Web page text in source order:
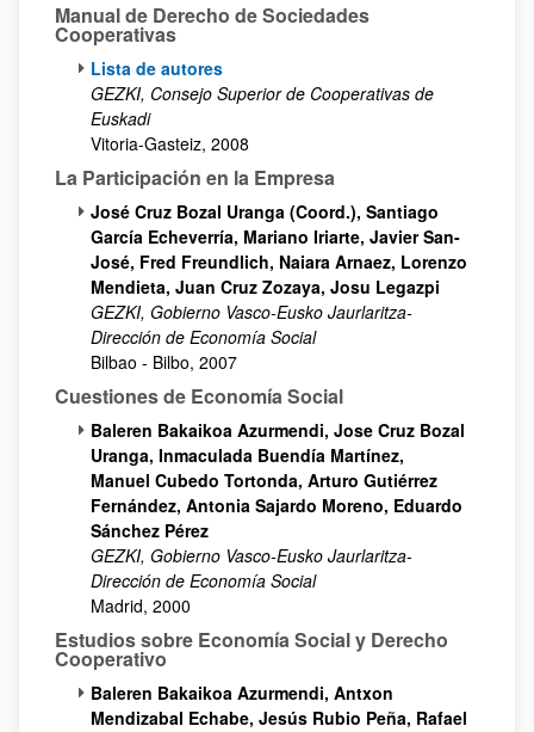
Manual de Derecho de Sociedades
Cooperativas
Lista de autores
GEZKI, Consejo Superior de Cooperativas de
Euskadi
Vitoria-Gasteiz, 2008
La Participación en la Empresa
José Cruz Bozal Uranga (Coord.), Santiago
García Echeverría, Mariano Iriarte, Javier San-
José, Fred Freundlich, Naiara Arnaez, Lorenzo
Mendieta, Juan Cruz Zozaya, Josu Legazpi
GEZKI, Gobierno Vasco-Eusko Jaurlaritza-
Dirección de Economía Social
Bilbao - Bilbo, 2007
Cuestiones de Economía Social
Baleren Bakaikoa Azurmendi, Jose Cruz Bozal
Uranga, Inmaculada Buendía Martínez,
Manuel Cubedo Tortonda, Arturo Gutiérrez
Fernández, Antonia Sajardo Moreno, Eduardo
Sánchez Pérez
GEZKI, Gobierno Vasco-Eusko Jaurlaritza-
Dirección de Economía Social
Madrid, 2000
Estudios sobre Economía Social y Derecho
Cooperativo
Baleren Bakaikoa Azurmendi, Antxon
Mendizabal Echabe, Jesús Rubio Peña, Rafael